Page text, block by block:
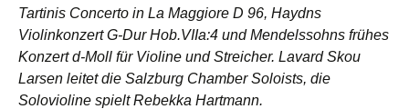
Tartinis Concerto in La Maggiore D 96, Haydns
Violinkonzert G-Dur Hob.VIIa:4 und Mendelssohns frühes
Konzert d-Moll für Violine und Streicher. Lavard Skou
Larsen leitet die Salzburg Chamber Soloists, die
Solovioline spielt Rebekka Hartmann.